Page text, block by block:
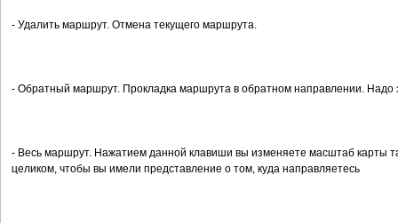
- Удалить маршрут. Отмена текущего маршрута.
- Обратный маршрут. Прокладка маршрута в обратном направлении. Надо
- Весь маршрут. Нажатием данной клавиши вы изменяете масштаб карты
целиком, чтобы вы имели представление о том, куда направляетесь